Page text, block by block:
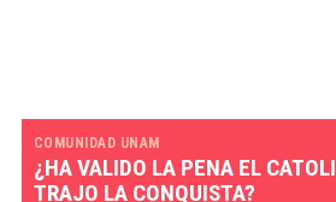
COMUNIDAD UNAM
¿HA VALIDO LA PENA EL
TRAJO LA CONQUISTA?